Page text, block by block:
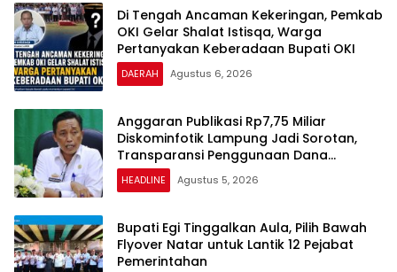
Di Tengah Ancaman Kekeringan, Pemkab
OKI Gelar Shalat Istisqa, Warga
Pertanyakan Keberadaan Bupati OKI
DAERAH Agustus 6, 2026
Anggaran Publikasi Rp7,75 Miliar
Diskominfotik Lampung Jadi Sorotan,
Transparansi Penggunaan Dana
Dipertanyakan
HEADLINE Agustus 5, 2026
Bupati Egi Tinggalkan Aula, Pilih Bawah
Flyover Natar untuk Lantik 12 Pejabat
Pemerintahan